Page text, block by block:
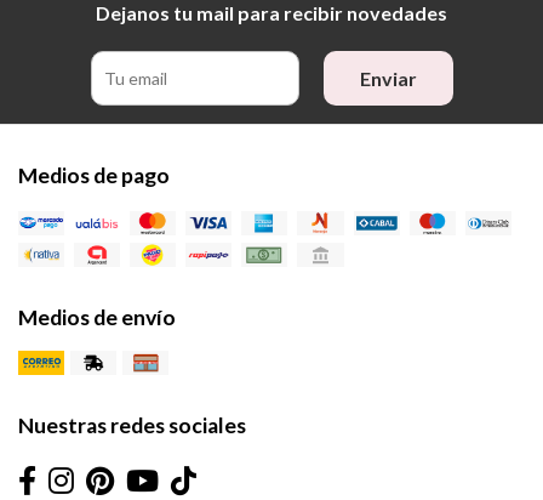
Dejanos tu mail para recibir novedades
Enviar
Medios de pago
Medios de envío
Nuestras redes sociales